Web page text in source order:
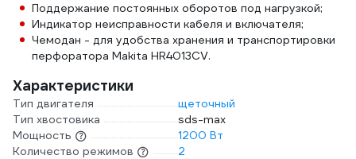
Поддержание постоянных оборотов под нагрузкой;
Индикатор неисправности кабеля и включателя;
Чемодан - для удобства хранения и транспортировки
перфоратора Makita HR4013CV.
Характеристики
Тип двигателя
щеточный
Тип хвостовика
sds-max
Мощность
1200 Вт
Количество режимов
2